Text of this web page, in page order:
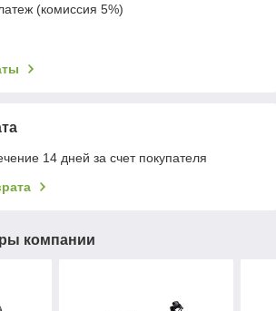
(комиссия 5%)
14 дней за счет покупателя
компании